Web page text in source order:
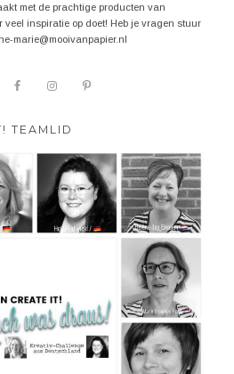
met de prachtige producten van
veel inspiratie op doet! Heb je vragen stuur
marie@mooivanpapier.nl
TEAMLID